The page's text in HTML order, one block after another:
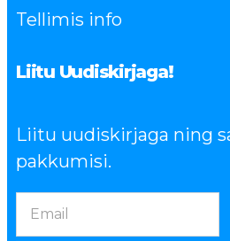
Tellimis info
Liitu Uudiskirjaga!
Liitu uudiskirjaga ning
pakkumisi.